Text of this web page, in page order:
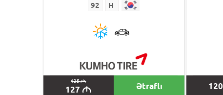
92 H
135M
127 M Ətraflı 120